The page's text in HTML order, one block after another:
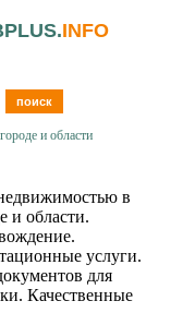
INFO
и области
в
и области.
услуги.
для
Качественные